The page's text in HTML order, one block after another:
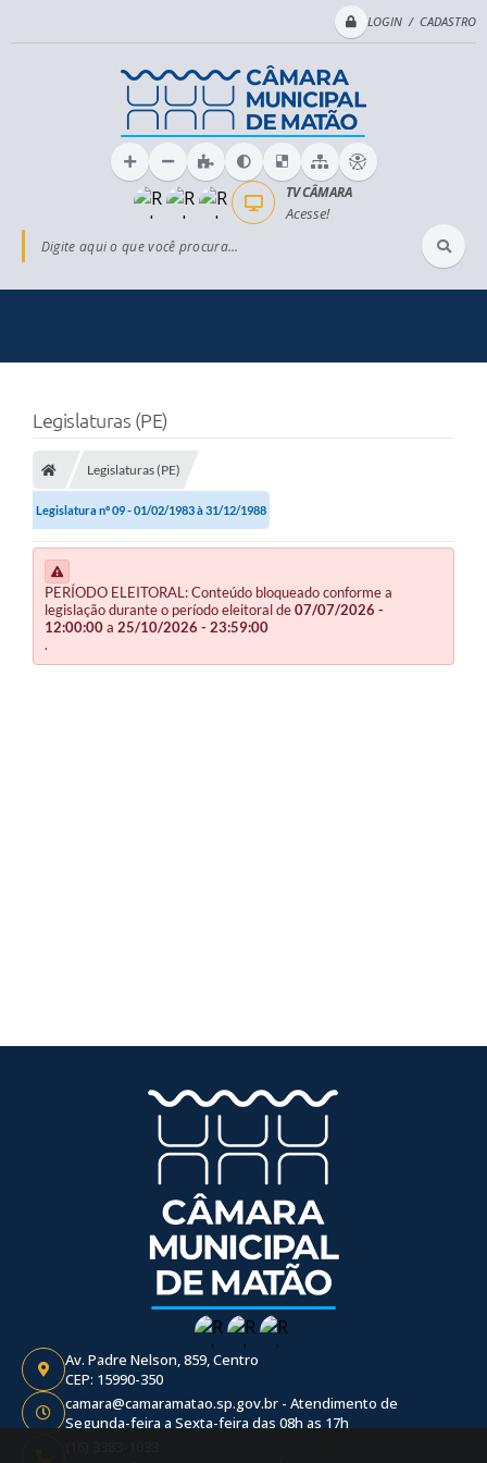
LOGIN / CADASTRO
Digite aqui o que você procura...
TV CÂMARA
Acesse!
Legislaturas (PE)
Legislaturas (PE)
Legislatura nº 09 - 01/02/1983 à 31/12/1988
PERÍODO ELEITORAL: Conteúdo bloqueado conforme a
legislação durante o período eleitoral de07/07/2026 -
12:00:00a 25/10/2026 - 23:59:00
.
Av. Padre Nelson, 859, Centro
CEP: 15990-350
camara@camaramatao.sp.gov.br - Atendimento de
Segunda-feira a Sexta-feira das 08h as 17h